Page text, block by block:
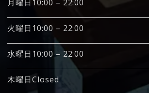
月曜日10:00 – 22:00
火曜日10:00 – 22:00
水曜日10:00 – 22:00
木曜日Closed